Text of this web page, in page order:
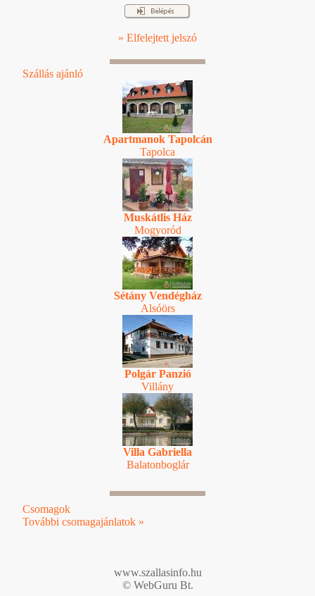
» Elfelejtett jelszó
Szállás ajánló
Apartmanok Tapolcán
Tapolca
Muskátlis Ház
Mogyoród
Sétány Vendégház
Alsóörs
Polgár Panzió
Villány
Villa Gabriella
Balatonboglár
Csomagok
További csomagajánlatok »
www.szallasinfo.hu
© WebGuru Bt.